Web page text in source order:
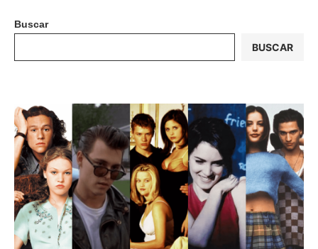
Buscar
BUSCAR